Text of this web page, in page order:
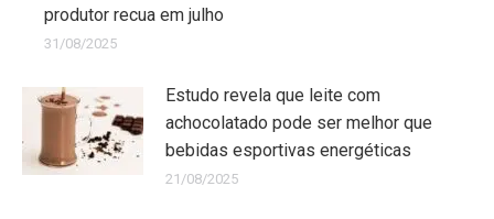
produtor recua em julho
31/08/2025
Estudo revela que leite com
achocolatado pode ser melhor que
bebidas esportivas energéticas
21/08/2025